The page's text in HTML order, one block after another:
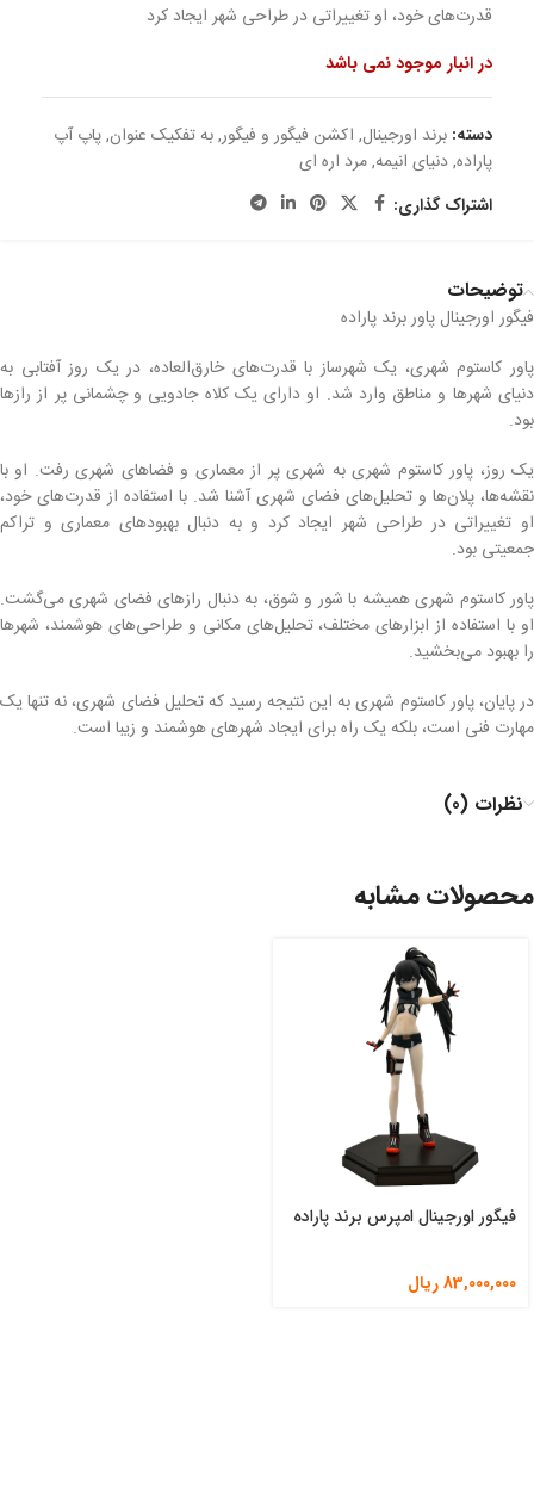
قدرت‌های خود، او تغییراتی در طراحی شهر ایجاد کرد
در انبار موجود نمی باشد
دسته: برند اورجینال, اکشن فیگور و فیگور,به تفکیک عنوان,پاپ آپ
پاراده,دنیای انیمه,مرد اره ای
اشتراک گذاری:
توضیحات
فیگور اورجینال پاور برند پاراده
پاور کاستوم شهری، یک شهرساز با قدرت‌های خارق‌العاده، در یک روز آفتابی به
دنیای شهرها و مناطق وارد شد. او دارای یک کلاه جادویی و چشمانی پر از رازها
بود.
یک روز، پاور کاستوم شهری به شهری پر از معماری و فضاهای شهری رفت. او با
نقشه‌ها، پلان‌ها و تحلیل‌های فضای شهری آشنا شد. با استفاده از قدرت‌های خود،
او تغییراتی در طراحی شهر ایجاد کرد و به دنبال بهبودهای معماری و تراکم
جمعیتی بود.
پاور کاستوم شهری همیشه با شور و شوق، به دنبال رازهای فضای شهری می‌گشت.
او با استفاده از ابزارهای مختلف، تحلیل‌های مکانی و طراحی‌های هوشمند، شهرها
را بهبود می‌بخشید.
در پایان، پاور کاستوم شهری به این نتیجه رسید که تحلیل فضای شهری، نه تنها یک
مهارت فنی است، بلکه یک راه برای ایجاد شهرهای هوشمند و زیبا است.
نظرات (0)
محصولات مشابه
فیگور اورجینال امپرس برند پاراده
83,000,000ریال